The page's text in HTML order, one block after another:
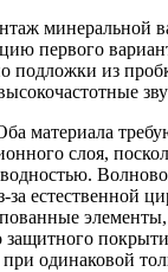
минеральной
первого
подложки из
материала
слоя,
за естественной
элементы,
защитного
одинаковой